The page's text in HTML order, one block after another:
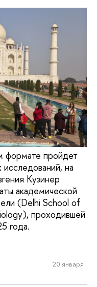
формате пройдет
на
Кузинер
академической
(Delhi School of
проходившей
года.
20 января